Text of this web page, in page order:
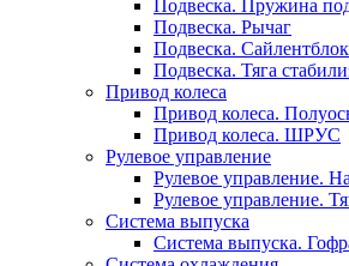
Подвеска. Пружина
Подвеска. Рычаг
Подвеска. Сайлентблок
Подвеска. Тяга
Привод колеса
Привод колеса.
Привод колеса. ШРУС
Рулевое управление
Рулевое управление.
Рулевое управление.
Система выпуска
Система выпуска.